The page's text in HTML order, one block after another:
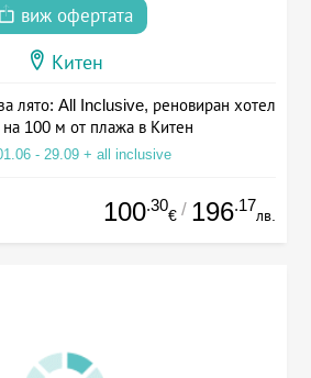
виж офертата
Китен
лято: All Inclusive, реновиран хотел
100 м от плажа в Китен
- 29.09 + all inclusive
100.30
€ / 196.17
лв.